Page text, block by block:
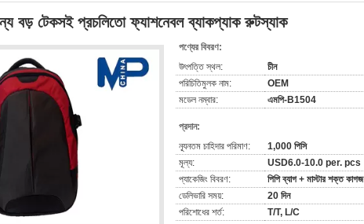
বড় টেকসই প্রচলিতো ফ্যাশনেবল ব্যাকপ্যাক রুটস্যাক
পণ্যের বিবরণ:
উৎপত্তি স্থল:
চীন
পরিচিতিমুলক নাম:
OEM
মডেল নম্বার:
এমপি-B1504
প্রদান:
ন্যূনতম চাহিদার পরিমাণ:
1,000 পিসি
মূল্য:
USD6.0-10.0 per. pcs
প্যাকেজিং বিবরণ:
পিপি ব্যাগ + মাস্টার শক্ত কাগজ
ডেলিভারি সময়:
20 দিন
পরিশোধের শর্ত:
T/T, L/C